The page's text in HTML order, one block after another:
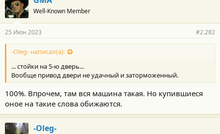
Well-Known Member
25 Июн 2023 #2.282
-Oleg- написал(а):
... стойки на 5-ю дверь...
Вообще привод двери не удачный и заторможенный.
100%. Впрочем, там вся машина такая. Но купившиеся
оное на такие слова обижаются.
-Oleg-